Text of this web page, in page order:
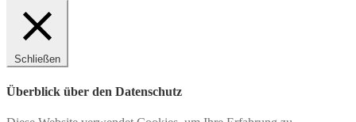
Schließen
Überblick über den Datenschutz